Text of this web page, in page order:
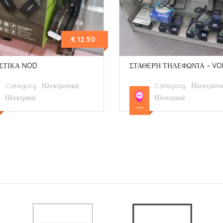
ΤΗΛΕΦΩΝΊΑ – VOID
Category : Ηλεκτρονικά,
Ηλεκτρικά
ΗΧΕΊΟ HOCO
Category :
Ηλεκτρικά